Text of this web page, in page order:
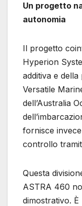
Un progetto
autonomia
Il progetto
Hyperion
additiva e
Versatile
dell’Australia
fornisce
controllo
Questa
ASTRA 460
dimostrativo.